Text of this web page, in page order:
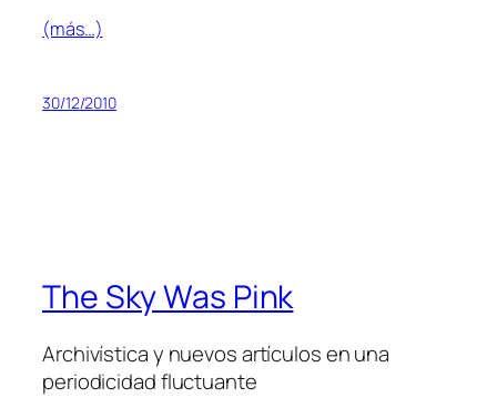
(más…)
30/12/2010
The Sky Was Pink
Archivística y nuevos artículos en una
periodicidad fluctuante